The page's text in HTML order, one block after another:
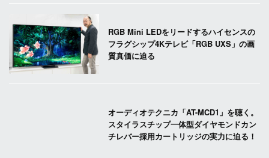
RGB Mini LEDをリードするハイセンスの
フラグシップ4Kテレビ「RGB UXS」の画
質真価に迫る
オーディオテクニカ「AT-MCD1」を聴く。
スタイラスチップ一体型ダイヤモンドカン
チレバー採用カートリッジの実力に迫る！